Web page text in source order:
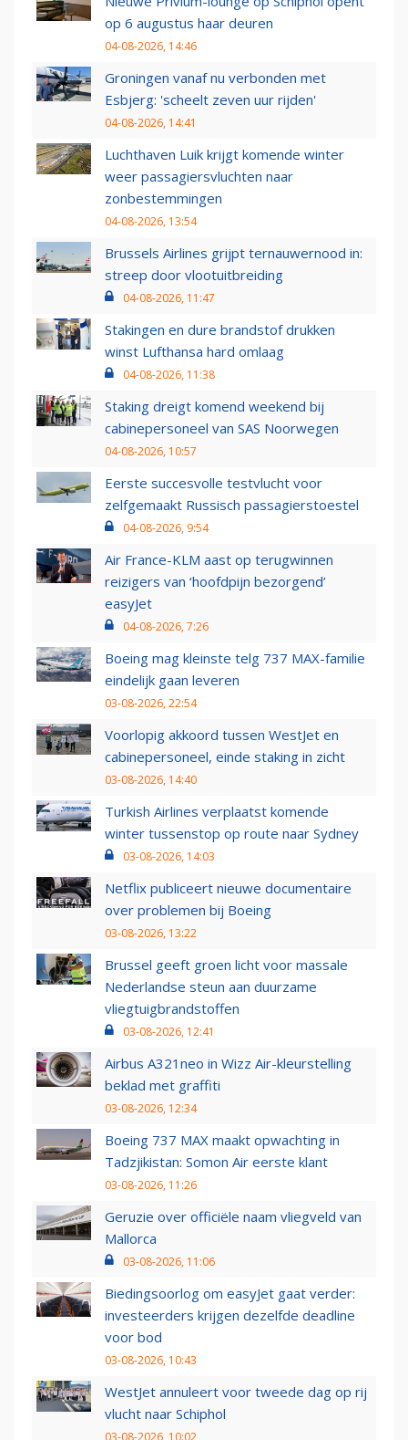
op 6 augustus haar deuren
04-08-2026, 14:46
Groningen vanaf nu verbonden met
Esbjerg: 'scheelt zeven uur rijden'
04-08-2026, 14:41
Luchthaven Luik krijgt komende winter
weer passagiersvluchten naar
zonbestemmingen
04-08-2026, 13:54
Brussels Airlines grijpt ternauwernood in:
streep door vlootuitbreiding
04-08-2026, 11:47
Stakingen en dure brandstof drukken
winst Lufthansa hard omlaag
04-08-2026, 11:38
Staking dreigt komend weekend bij
cabinepersoneel van SAS Noorwegen
04-08-2026, 10:57
Eerste succesvolle testvlucht voor
zelfgemaakt Russisch passagierstoestel
04-08-2026, 9:54
Air France-KLM aast op terugwinnen
reizigers van ‘hoofdpijn bezorgend’
easyJet
04-08-2026, 7:26
Boeing mag kleinste telg 737 MAX-familie
eindelijk gaan leveren
03-08-2026, 22:54
Voorlopig akkoord tussen WestJet en
cabinepersoneel, einde staking in zicht
03-08-2026, 14:40
Turkish Airlines verplaatst komende
winter tussenstop op route naar Sydney
03-08-2026, 14:03
Netflix publiceert nieuwe documentaire
over problemen bij Boeing
03-08-2026, 13:22
Brussel geeft groen licht voor massale
Nederlandse steun aan duurzame
vliegtuigbrandstoffen
03-08-2026, 12:41
Airbus A321neo in Wizz Air-kleurstelling
beklad met graffiti
03-08-2026, 12:34
Boeing 737 MAX maakt opwachting in
Tadzjikistan: Somon Air eerste klant
03-08-2026, 11:26
Geruzie over officiële naam vliegveld van
Mallorca
03-08-2026, 11:06
Biedingsoorlog om easyJet gaat verder:
investeerders krijgen dezelfde deadline
voor bod
03-08-2026, 10:43
WestJet annuleert voor tweede dag op rij
vlucht naar Schiphol
03-08-2026, 10:02